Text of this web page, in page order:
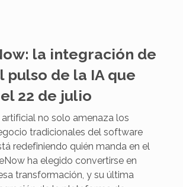
la integración de
pulso de la IA que
22 de julio
no solo amenaza los
tradicionales del software
redefiniendo quién manda en el
ha elegido convertirse en